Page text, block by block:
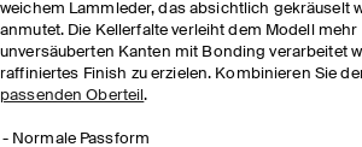
weichem Lammleder, das absichtlich gekräuselt
anmutet. Die Kellerfalte verleiht dem Modell
unversäuberten Kanten mit Bonding verarbeitet
raffiniertes Finish zu erzielen. Kombinieren Sie
passenden Oberteil.
Normale Passform